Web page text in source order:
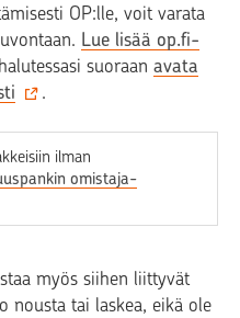
OP:lle, voit varata
Lue lisää op.fi-
suoraan avata
.
ilman
omistaja-
myös siihen liittyvät
nousta tai laskea, eikä ole